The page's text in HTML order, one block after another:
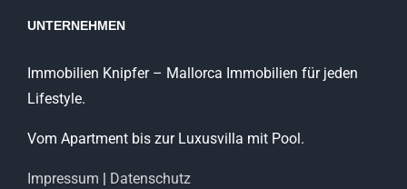
UNTERNEHMEN
Immobilien Knipfer – Mallorca Immobilien für jeden
Lifestyle.
Vom Apartment bis zur Luxusvilla mit Pool.
Impressum
Datenschutz